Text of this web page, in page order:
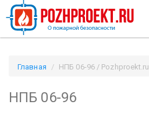
Главная НПБ 06-96 / Pozhproekt.ru
НПБ 06-96